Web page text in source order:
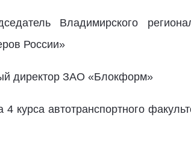
Владимирского
России»
директор ЗАО «Блокформ»
4 курса автотранспортного